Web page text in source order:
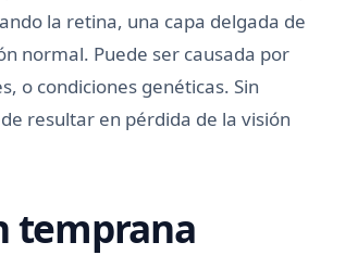
la retina, una capa delgada de
normal. Puede ser causada por
o condiciones genéticas. Sin
resultar en pérdida de la visión
temprana